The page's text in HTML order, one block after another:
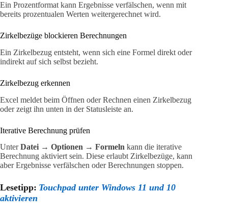
Ein Prozentformat kann Ergebnisse verfälschen, wenn mit
bereits prozentualen Werten weitergerechnet wird.
Zirkelbezüge blockieren Berechnungen
Ein Zirkelbezug entsteht, wenn sich eine Formel direkt oder
indirekt auf sich selbst bezieht.
Zirkelbezug erkennen
Excel meldet beim Öffnen oder Rechnen einen Zirkelbezug
oder zeigt ihn unten in der Statusleiste an.
Iterative Berechnung prüfen
UnterDatei → Optionen → Formeln kann die iterative
Berechnung aktiviert sein. Diese erlaubt Zirkelbezüge, kann
aber Ergebnisse verfälschen oder Berechnungen stoppen.
Lesetipp: Touchpad unter Windows 11 und 10
aktivieren